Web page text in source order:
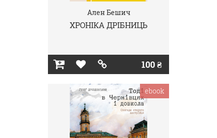
Ален Бешич
ХРОНІКА ДРІБНИЦЬ
100 ₴
ebook